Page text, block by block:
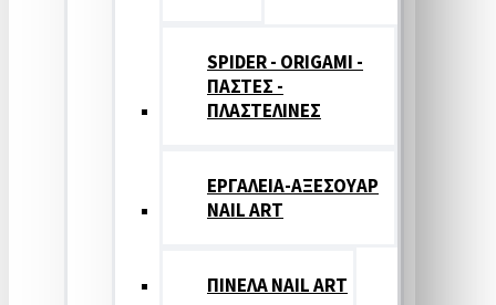
SPIDER - ORIGAMI -
ΠΑΣΤΕΣ -
ΠΛΑΣΤΕΛΙΝΕΣ
ΕΡΓΑΛΕΙΑ-ΑΞΕΣΟΥΑΡ
NAIL ART
ΠΙΝΕΛΑ NAIL ART